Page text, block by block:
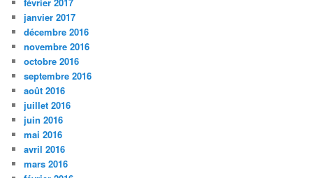
janvier 2017
décembre 2016
novembre 2016
octobre 2016
septembre 2016
août 2016
juillet 2016
juin 2016
mai 2016
avril 2016
mars 2016